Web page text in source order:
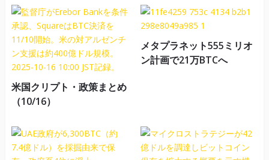
米国クリプト・政策まとめ
（10/16）
メタプラネット555ミリオ
ン計画で21万BTCへ